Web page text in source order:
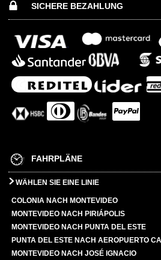
SICHERE BEZAHLUNG
FAHRPLÄNE
WÄHLEN SIE EINE LINIE
COLONIA NACH MONTEVIDEO
MONTEVIDEO NACH PIRIÁPOLIS
MONTEVIDEO NACH PUNTA DEL ESTE
PUNTA DEL ESTE NACH AEROPUERTO
MONTEVIDEO NACH JOSÉ IGNACIO